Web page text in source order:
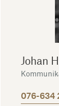
Johan
076-634